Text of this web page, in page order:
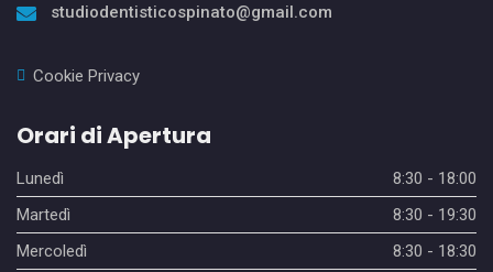
studiodentisticospinato@gmail.com
Cookie Privacy
Orari di Apertura
Lunedì
8:30 - 18:00
Martedì
8:30 - 19:30
Mercoledì
8:30 - 18:30